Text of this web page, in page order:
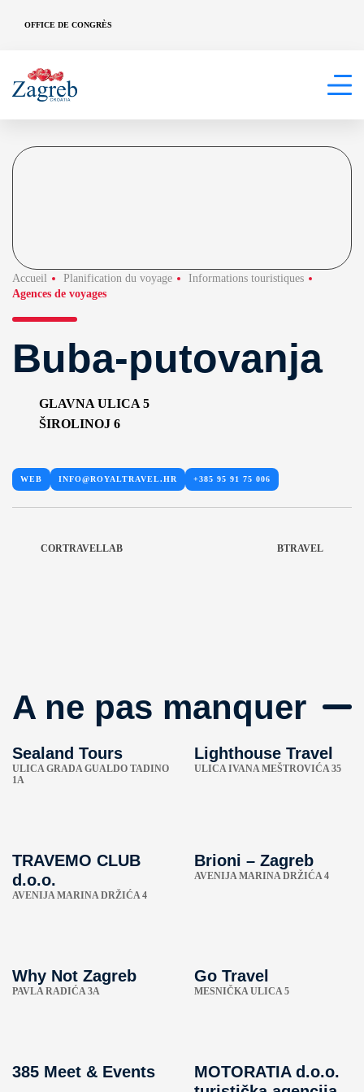
OFFICE DE CONGRÈS
Accueil Planification du voyage
Informations touristiques
Agences de voyages
Buba-putovanja
GLAVNA ULICA 5
ŠIROLINOJ 6
WEB INFO@ROYALTRAVEL.HR +385 95 91 75 006
CORTRAVELLAB BTRAVEL
A ne pas manquer
Sealand Tours
ULICA GRADA GUALDO TADINO
1A
Lighthouse Travel
ULICA IVANA MEŠTROVIĆA 35
TRAVEMO CLUB
d.o.o.
AVENIJA MARINA DRŽIĆA 4
Brioni – Zagreb
AVENIJA MARINA DRŽIĆA 4
Why Not Zagreb
PAVLA RADIĆA 3A
Go Travel
MESNIČKA ULICA 5
385 Meet & Events
MOTORATIA d.o.o.